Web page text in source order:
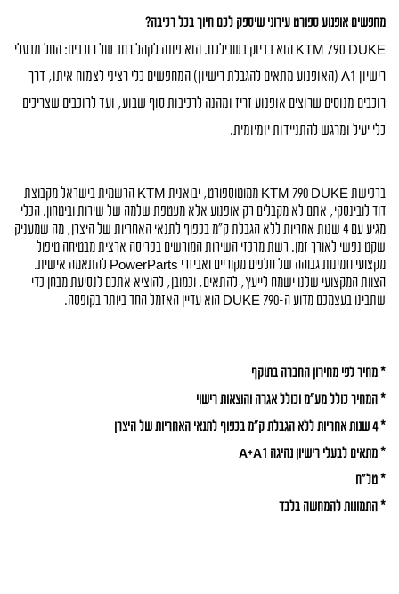
מחפשים אופנוע ספורט עירוני שיספק לכם חיוך בכל רכיבה?
KTM 790 DUKE הוא בדיוק בשבילכם. הוא פונה לקהל רחב של רוכבים: החל מבעלי
רישיון A1 (האופנוע מתאים להגבלת רישיון) המחפשים כלי רציני לצמוח איתו, דרך
רוכבים מנוסים שרוצים אופנוע זריז ומהנה לרכיבות סוף שבוע, ועד לרוכבים שצריכים
כלי יעיל ומרגש להתניידות יומיומית.
שתבינו בעצמכם מדוע ה-790 DUKE הוא עדיין האזמל החד ביותר בקופסה.
* מחיר לפי מחירון החברה בתוקף
* המחיר כולל מע"מ וכולל אגרה והוצאות רישוי
* 4 שנות אחריות ללא הגבלת ק"מ בכפוף לתנאי האחריות של היצרן
* מתאים לבעלי רישיון נהיגה A+A1
* טל"ח
* התמונות להמחשה בלבד